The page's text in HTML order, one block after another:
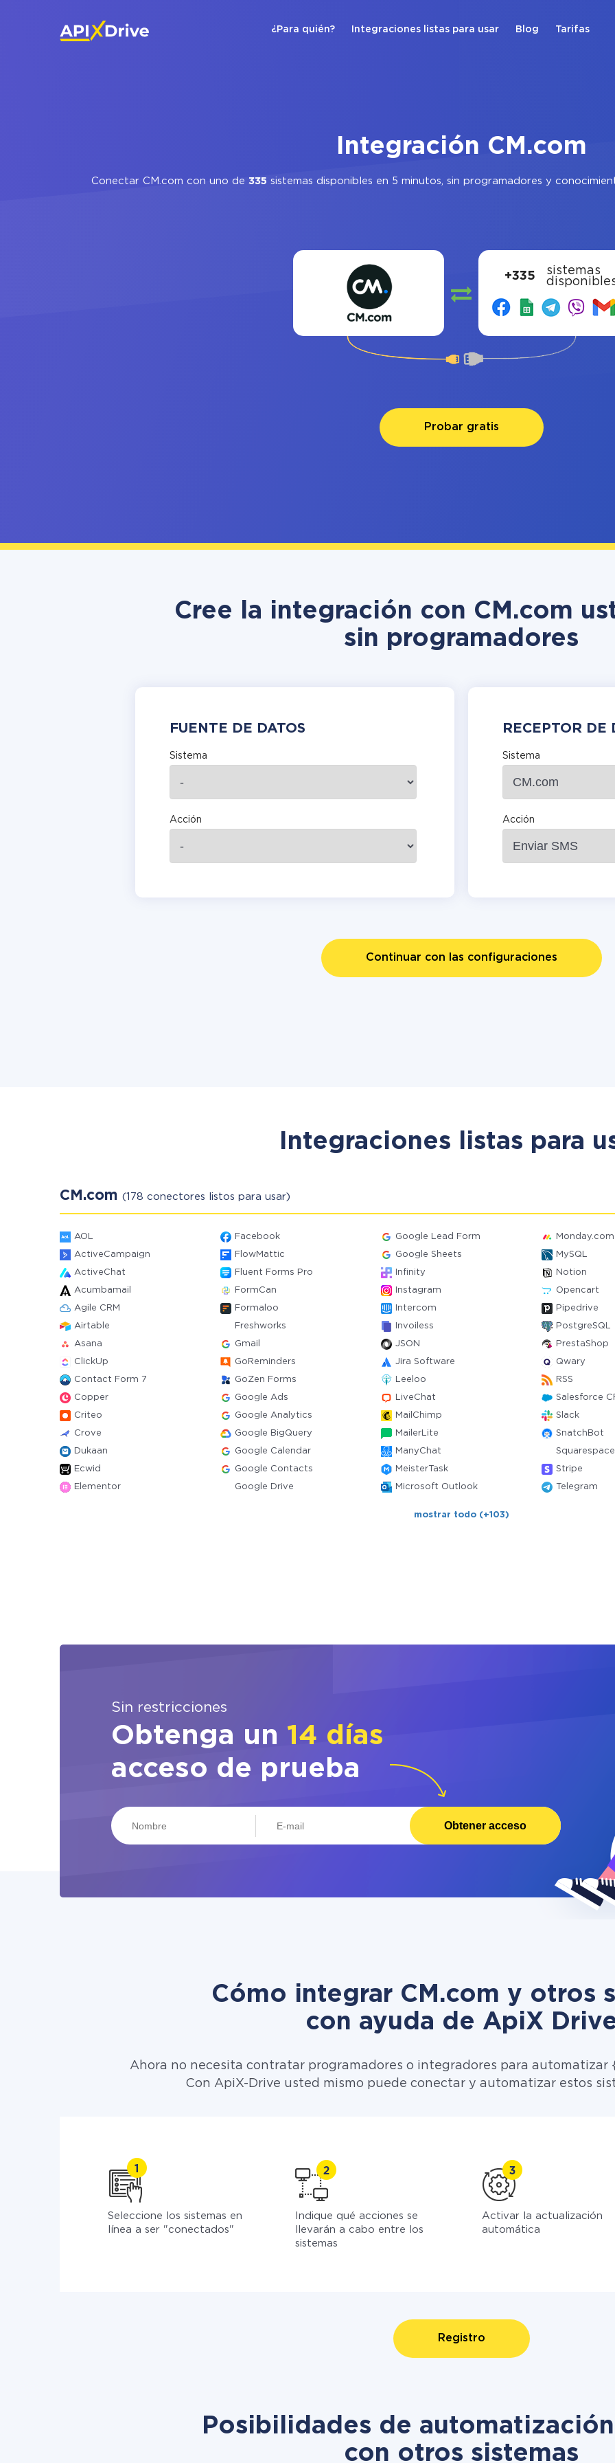
¿Para quién? Integraciones listas para usar Blog Tarifas
Integración CM.com
Conectar CM.com con uno de 335 sistemas disponibles en 5 minutos, sin programadores y
+335
sistemas
Probar gratis
Cree la integración con CM.com
sin programadores
FUENTE DE DATOS
Sistema
Acción
RECEPTOR DE
Sistema
Acción
Continuar con las configuraciones
Integraciones listas para
CM.com (178 conectores listos para usar)
AOL Facebook Google Lead Form Monday.com
ActiveCampaign FlowMattic Google Sheets MySQL
ActiveChat Fluent Forms Pro Infinity Notion
Acumbamail FormCan Instagram Opencart
Agile CRM Formaloo Intercom Pipedrive
Airtable Freshworks Invoiless PostgreSQL
Asana Gmail JSON PrestaShop
ClickUp GoReminders Jira Software Qwary
Contact Form 7 GoZen Forms Leeloo RSS
Copper Google Ads LiveChat Salesforce
Criteo Google Analytics MailChimp Slack
Crove Google BigQuery MailerLite SnatchBot
Dukaan Google Calendar ManyChat Squarespace
Ecwid Google Contacts MeisterTask Stripe
Elementor Google Drive Microsoft Outlook Telegram
mostrar todo (+103)
Sin restricciones
Obtenga un 14 días
acceso de prueba
Obtener acceso
Cómo integrar CM.com y otros
con ayuda de ApiX
Ahora no necesita contratar programadores o integradores para automatizar
Con ApiX-Drive usted mismo puede conectar y automatizar estos
Seleccione los sistemas en
línea a ser "conectados"
Indique qué acciones se
llevarán a cabo entre los
sistemas
Activar la actualización
automática
Registro
Posibilidades de
con otros sistemas